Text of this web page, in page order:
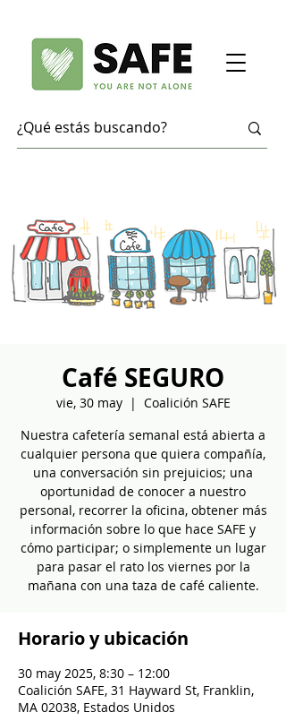
Café SEGURO
vie, 30 may
  |
Coalición SAFE
Nuestra cafetería semanal está abierta a
cualquier persona que quiera compañía,
una conversación sin prejuicios; una
oportunidad de conocer a nuestro
personal, recorrer la oficina, obtener más
información sobre lo que hace SAFE y
cómo participar; o simplemente un lugar
para pasar el rato los viernes por la
mañana con una taza de café caliente.
Horario y ubicación
30 may 2025, 8:30 – 12:00
Coalición SAFE, 31 Hayward St, Franklin,
MA 02038, Estados Unidos